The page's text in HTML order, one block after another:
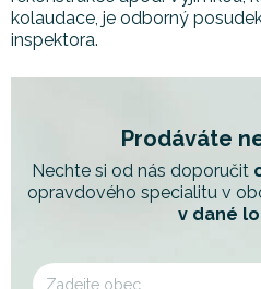
kolaudace, je odborný
inspektora.
Prodáváte
Nechte si od nás doporučit
opravdového specialitu v
v dané